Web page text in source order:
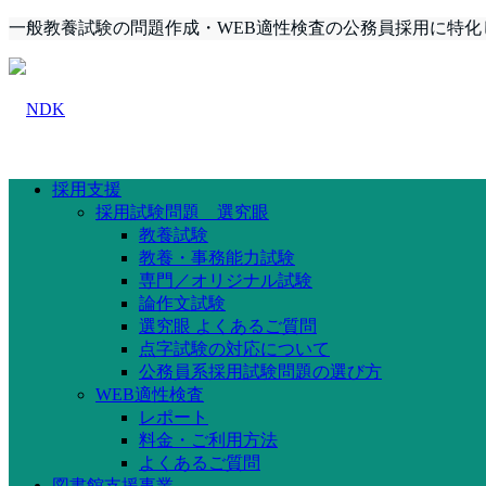
一般教養試験の問題作成・WEB適性検査の公務員採用に特
採用支援
採用試験問題 選究眼
教養試験
教養・事務能力試験
専門／オリジナル試験
論作文試験
選究眼 よくあるご質問
点字試験の対応について
公務員系採用試験問題の選び方
WEB適性検査
レポート
料金・ご利用方法
よくあるご質問